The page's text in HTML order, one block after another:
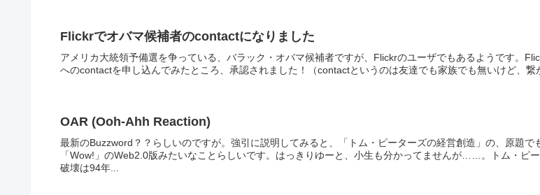
Flickrでオバマ候補者のcontactになりました
アメリカ大統領予備選を争っている、バラック・オバマ候補者ですが、Flickrのユーザでもあるようです。
へのcontactを申し込んでみたところ、承認されました！（contactというのは友達でも家族でも無いけど、繋
OAR (Ooh-Ahh Reaction)
最新のBuzzword？？らしいのですが。強引に説明してみると、「トム・ピーターズの経営創造」の、原題で
「Wow!」のWeb2.0版みたいなことらしいです。はっきりゆーと、小生も分かってませんが……。トム・ピ
破壊は94年...